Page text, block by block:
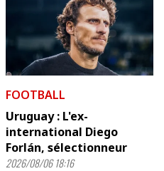
FOOTBALL
Uruguay : L'ex-
international Diego
Forlán, sélectionneur
2026/08/06 18:16